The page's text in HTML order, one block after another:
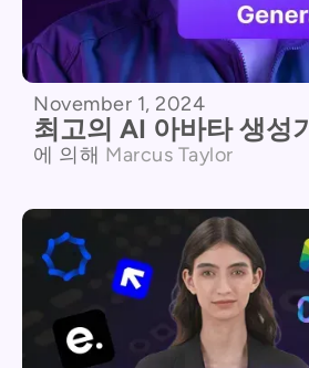
November 1, 2024
최고의 AI 아바타 생성기
에 의해 Marcus Taylor